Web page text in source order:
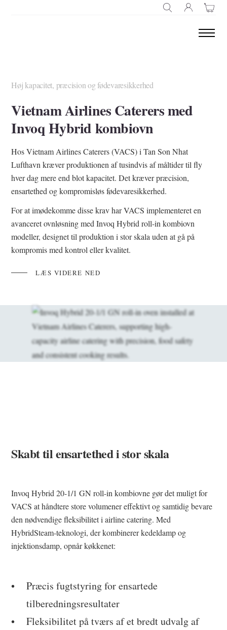
Høj kapacitet, præcision og fødevaresikkerhed
Vietnam Airlines Caterers med
Invoq Hybrid kombiovn
Hos Vietnam Airlines Caterers (VACS) i Tan Son Nhat
Lufthavn kræver produktionen af tusindvis af måltider til fly
hver dag mere end blot kapacitet. Det kræver præcision,
ensartethed og kompromisløs fødevaresikkerhed.
For at imødekomme disse krav har VACS implementeret en
avanceret ovnløsning med Invoq Hybrid roll-in kombiovn
modeller, designet til produktion i stor skala uden at gå på
kompromis med kontrol eller kvalitet.
LÆS VIDERE NED
Skabt til ensartethed i stor skala
Invoq Hybrid 20-1/1 GN roll-in kombiovne gør det muligt for
VACS at håndtere store volumener effektivt og samtidig bevare
den nødvendige fleksibilitet i airline catering. Med
HybridSteam-teknologi, der kombinerer kedeldamp og
injektionsdamp, opnår køkkenet:
Præcis fugtstyring for ensartede
tilberedningsresultater
Fleksibilitet på tværs af et bredt udvalg af